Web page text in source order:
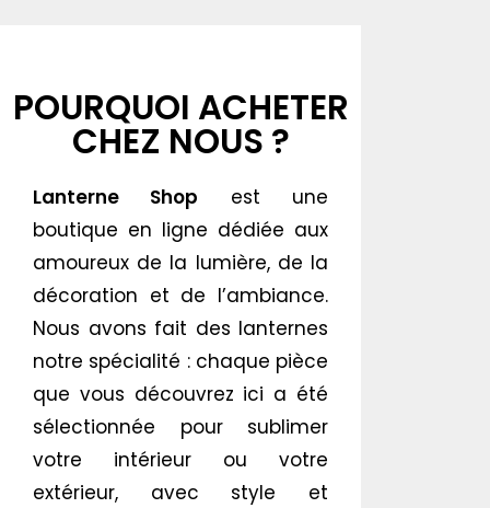
POURQUOI ACHETER
CHEZ NOUS ?
Lanterne Shop est une
boutique en ligne dédiée aux
amoureux de la lumière, de la
décoration et de l’ambiance.
Nous avons fait des lanternes
notre spécialité : chaque pièce
que vous découvrez ici a été
sélectionnée pour sublimer
votre intérieur ou votre
extérieur, avec style et